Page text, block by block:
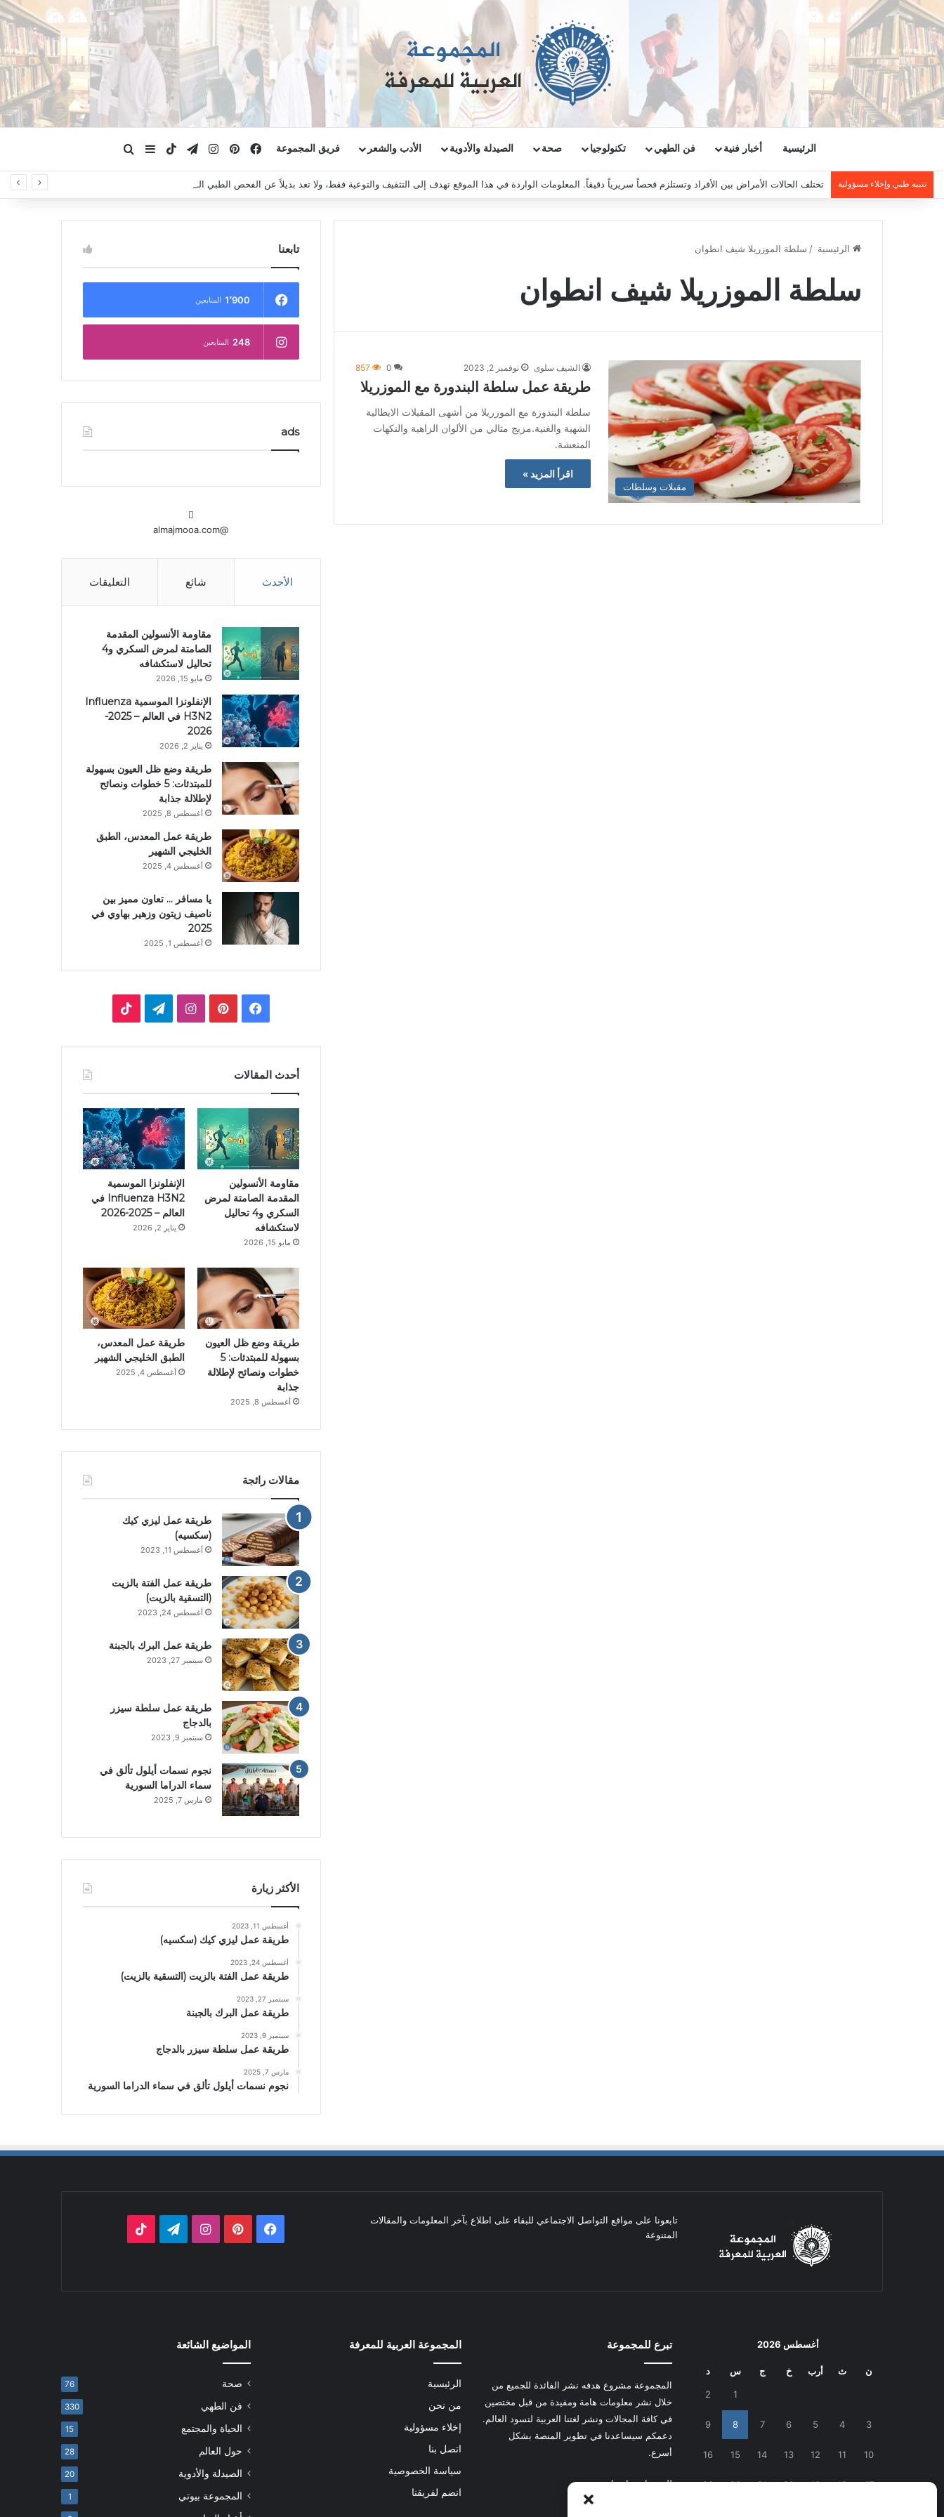
الرئيسية أخبار فنية فن الطهي تكنولوجيا صحة الصيدلة والأدوية الأدب والشعر فريق المجموعة فيسبوكبينتيريستانستقرامتيلقرام‫TikTokإضافة عمود جانبي
تنبيه طبي وإخلاء مسؤولية تختلف الحالات الأمراض بين الأفراد وتستلزم فحصاً سريرياً دقيقاً. المعلومات الواردة في هذا الموقع تهدف إلى التثقيف والتوعية فقط، ولا تعد بديلاً عن الفحص الطبي السريري، دائمًا استشر الطبيب.
الرئيسية / سلطة الموزريلا شيف انطوان
سلطة الموزريلا شيف انطوان
مقبلات وسلطات
الشيف سلوى نوفمبر 2, 2023 0
857
طريقة عمل سلطة البندورة مع الموزريلا
سلطة البندوزة مع الموزريلا من أشهى المقبلات الايطالية
الشهية والغنية.مزيج مثالي من الألوان الزاهية والنكهات
المنعشة.
اقرأ المزيد »
تابعنا
1٬900 المتابعين
248 المتابعين
ads
@almajmooa.com
الأحدث شائع التعليقات
مقاومة الأنسولين المقدمة
الصامتة لمرض السكري و4
تحاليل لاستكشافه
مايو 15, 2026
الإنفلونزا الموسمية Influenza
H3N2 في العالم – 2025-
2026
يناير 2, 2026
طريقة وضع ظل العيون بسهولة
للمبتدئات: 5 خطوات ونصائح
لإطلالة جذابة
أغسطس 8, 2025
طريقة عمل المعدس، الطبق
الخليجي الشهير
أغسطس 4, 2025
يا مسافر … تعاون مميز بين
ناصيف زيتون وزهير بهاوي في
2025
أغسطس 1, 2025
ب
ك
ب
ت
ي
ر
س
ا
ت
ق
ر
ا
م
ق
ر
ا
م
k
T
o
أحدث المقالات
مقاومة الأنسولين
المقدمة الصامتة لمرض
السكري و4 تحاليل
لاستكشافه
مايو 15, 2026
الإنفلونزا الموسمية
Influenza H3N2 في
العالم – 2025-2026
يناير 2, 2026
طريقة وضع ظل العيون
بسهولة للمبتدئات: 5
خطوات ونصائح لإطلالة
جذابة
أغسطس 8, 2025
طريقة عمل المعدس،
الطبق الخليجي الشهير
أغسطس 4, 2025
مقالات رائجة
طريقة عمل ليزي كيك
(سكسيه)
أغسطس 11, 2023
طريقة عمل الفتة بالزيت
(التسقية بالزيت)
أغسطس 24, 2023
طريقة عمل البرك بالجبنة
سبتمبر 27, 2023
طريقة عمل سلطة سيزر
بالدجاج
سبتمبر 9, 2023
نجوم نسمات أيلول تألق في
سماء الدراما السورية
مارس 7, 2025
الأكثر زيارة
أغسطس 11, 2023
طريقة عمل ليزي كيك (سكسيه)
أغسطس 24, 2023
طريقة عمل الفتة بالزيت (التسقية بالزيت)
سبتمبر 27, 2023
طريقة عمل البرك بالجبنة
سبتمبر 9, 2023
طريقة عمل سلطة سيزر بالدجاج
مارس 7, 2025
نجوم نسمات أيلول تألق في سماء الدراما السورية
تابعونا على مواقع التواصل الاجتماعي للبقاء على اطلاع بآخر المعلومات والمقالات
المتنوعة
فيسبوكبينتيريستانستقرامتيلقرام
أغسطس 2026
ن ث أرب خ ج س د
1
2
3
4
5
6
7
8
9
10
11
12
13
14
15
16
17
18
19
20
21
22
23
تبرع للمجموعة
المجموعة مشروع هدفه نشر الفائدة للجميع من
خلال نشر معلومات هامة ومفيدة من قبل مختصين
في كافة المجالات ونشر لغتنا العربية لتسود العالم.
دعمكم سيساعدنا في تطوير المنصة بشكل
أسرع.
للتبرعاضغط هنا
المجموعة العربية للمعرفة
الرئيسية
من نحن
إخلاء مسؤولية
اتصل بنا
سياسة الخصوصية
انضم لفريقنا
المواضيع الشائعة
صحة 76
فن الطهي 330
الحياة والمجتمع 15
حول العالم 28
الصيدلة والأدوية 20
المجموعة بيوتي 1